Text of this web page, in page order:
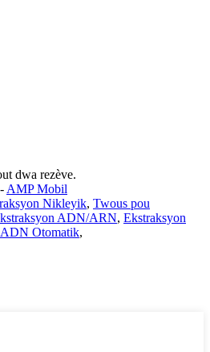
dwa rezève.
- AMP Mobil
Nikleyik, Twous pou
ADN/ARN, Ekstraksyon
Otomatik,